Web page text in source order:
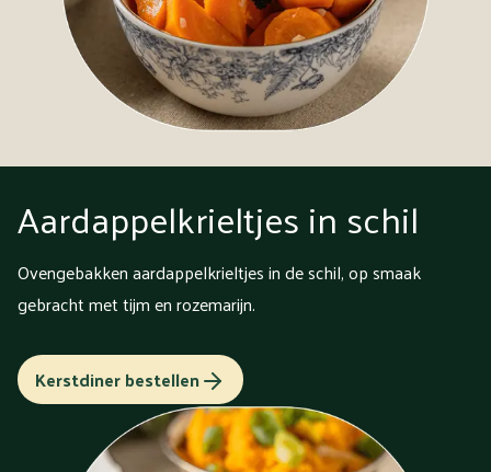
Aardappelkrieltjes in schil
Ovengebakken aardappelkrieltjes in de schil, op smaak
gebracht met tijm en rozemarijn.
Kerstdiner bestellen